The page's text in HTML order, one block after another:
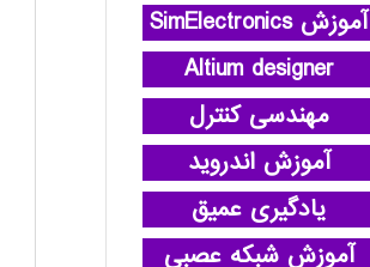
آموزش SimElectronics
Altium designer
مهندسی کنترل
آموزش اندروید
یادگیری عمیق
آموزش شبکه عصبی